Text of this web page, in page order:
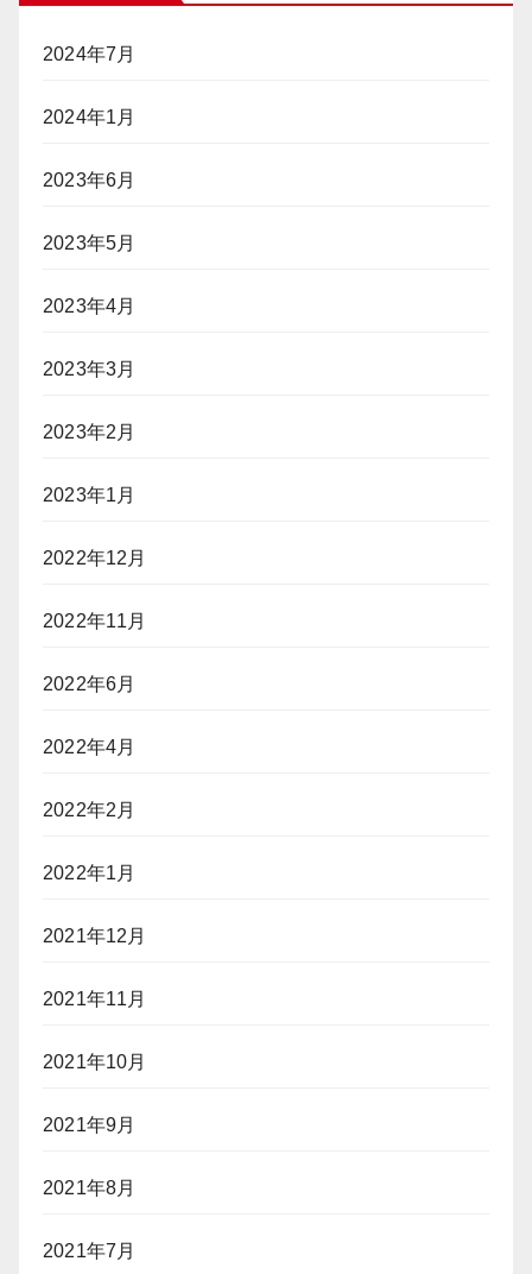
2024年7月
2024年1月
2023年6月
2023年5月
2023年4月
2023年3月
2023年2月
2023年1月
2022年12月
2022年11月
2022年6月
2022年4月
2022年2月
2022年1月
2021年12月
2021年11月
2021年10月
2021年9月
2021年8月
2021年7月